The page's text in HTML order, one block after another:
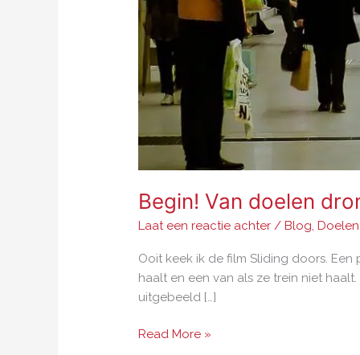
Begin! Van doelen
Laat een reactie achter /Blog,
Ooit keek ik de film Sliding doors.
haalt en een van als ze trein niet
uitgebeeld […]
Read More »